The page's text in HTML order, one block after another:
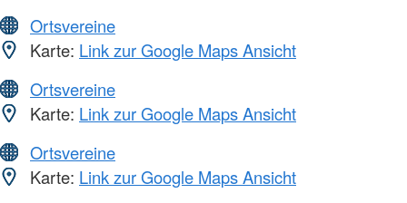
Ortsvereine
Karte: Link zur Google Maps Ansicht
Ortsvereine
Karte: Link zur Google Maps Ansicht
Ortsvereine
Karte: Link zur Google Maps Ansicht